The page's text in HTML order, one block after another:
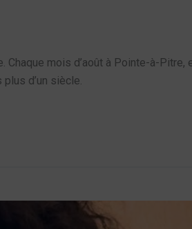
mois d’août à Pointe-à-Pitre,
d’un siècle.